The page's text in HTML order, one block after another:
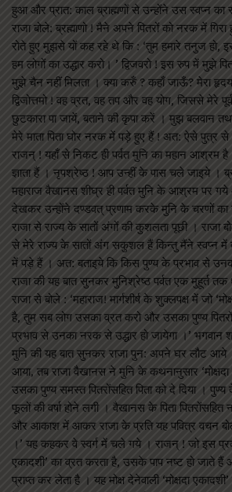
हुआ और प्रात: काल ब्राह्मणों से उन्होंने उस स्वप्न का
राजा बोले: ब्रह्माणो ! मैने अपने पितरों को नरक में
रोते हुए मुझसे यों कह रहे थे कि : ‘तुम हमारे तनुज
हम लोगों का उद्धार करो। ’ द्विजवरो ! इस रुप में मुझे
मुझे चैन नहीं मिलता । क्या करुँ ? कहाँ जाऊँ? मेरा
द्विजोत्तमो ! वह व्रत, वह तप और वह योग, जिससे मेरे
छुटकारा पा जायें, बताने की कृपा करें । मुझ बलवान
मेरे माता पिता घोर नरक में पड़े हुए हैं ! अत: ऐसे पुत्र से
राजन् ! यहाँ से निकट ही पर्वत मुनि का महान आश्रम
ज्ञाता हैं । नृपश्रेष्ठ ! आप उन्हीं के पास चले जाइये ।
महाराज वैखानस शीघ्र ही पर्वत मुनि के आश्रम पर
देखकर उन्होंने दण्डवत् प्रणाम करके मुनि के चरणों का
राजा से राज्य के सातों अंगों की कुशलता पूछी । राजा
से मेरे राज्य के सातों अंग सकुशल हैं किन्तु मैंने स्वप्न में
में पड़े हैं । अत: बताइये कि किस पुण्य के प्रभाव से
राजा की यह बात सुनकर मुनिश्रेष्ठ पर्वत एक मुहूर्त
राजा से बोले : ‘महाराज! मार्गशीर्ष के शुक्लपक्ष में जो
है, तुम सब लोग उसका व्रत करो और उसका पुण्य
प्रभाव से उनका नरक से उद्धार हो जायेगा ।’ भगवान
मुनि की यह बात सुनकर राजा पुन: अपने घर लौट आये ।
आया, तब राजा वैखानस ने मुनि के कथनानुसार
उसका पुण्य समस्त पितरोंसहित पिता को दे दिया ।
फूलों की वर्षा होने लगी । वैखानस के पिता
और आकाश में आकर राजा के प्रति यह पवित्र वचन बोले:
।’ यह कहकर वे स्वर्ग में चले गये । राजन् ! जो इस
एकादशी’ का व्रत करता है, उसके पाप नष्ट हो जाते हैं
प्राप्त कर लेता है । यह मोक्ष देनेवाली ‘मोक्षदा